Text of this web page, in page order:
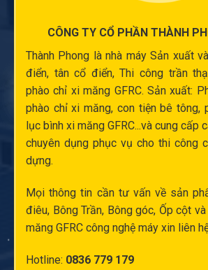
CÔNG TY CỔ PHẦN THÀNH
Thành Phong là nhà máy Sản xuất và
điển, tân cổ điển,Thi công trần
phào chỉ xi măng GFRC. Sản xuất:
phào chỉ xi măng, con tiện bê tông,
lục bình xi măng GFRC...và cung cấp
chuyên dụng phục vụ cho thi công
dựng.
Mọi thông tin cần tư vấn về sản
điêu, Bông Trần, Bông góc, Ốp cột
măng GFRC công nghệ máy xin liên
Hotline: 0836 779 179